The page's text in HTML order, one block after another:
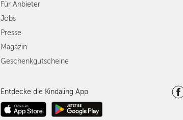
Für Anbieter
Jobs
Presse
Magazin
Geschenkgutscheine
Entdecke die Kindaling App